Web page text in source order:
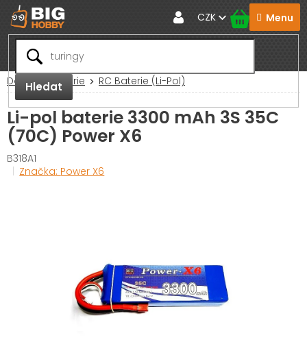
Přejít
na
obsah
Hledat
CZK
Domů Baterie RC Baterie (Li-Pol)
Li-pol baterie 3300 mAh 3S 35C
(70C) Power X6
B318A1
Značka: Power X6